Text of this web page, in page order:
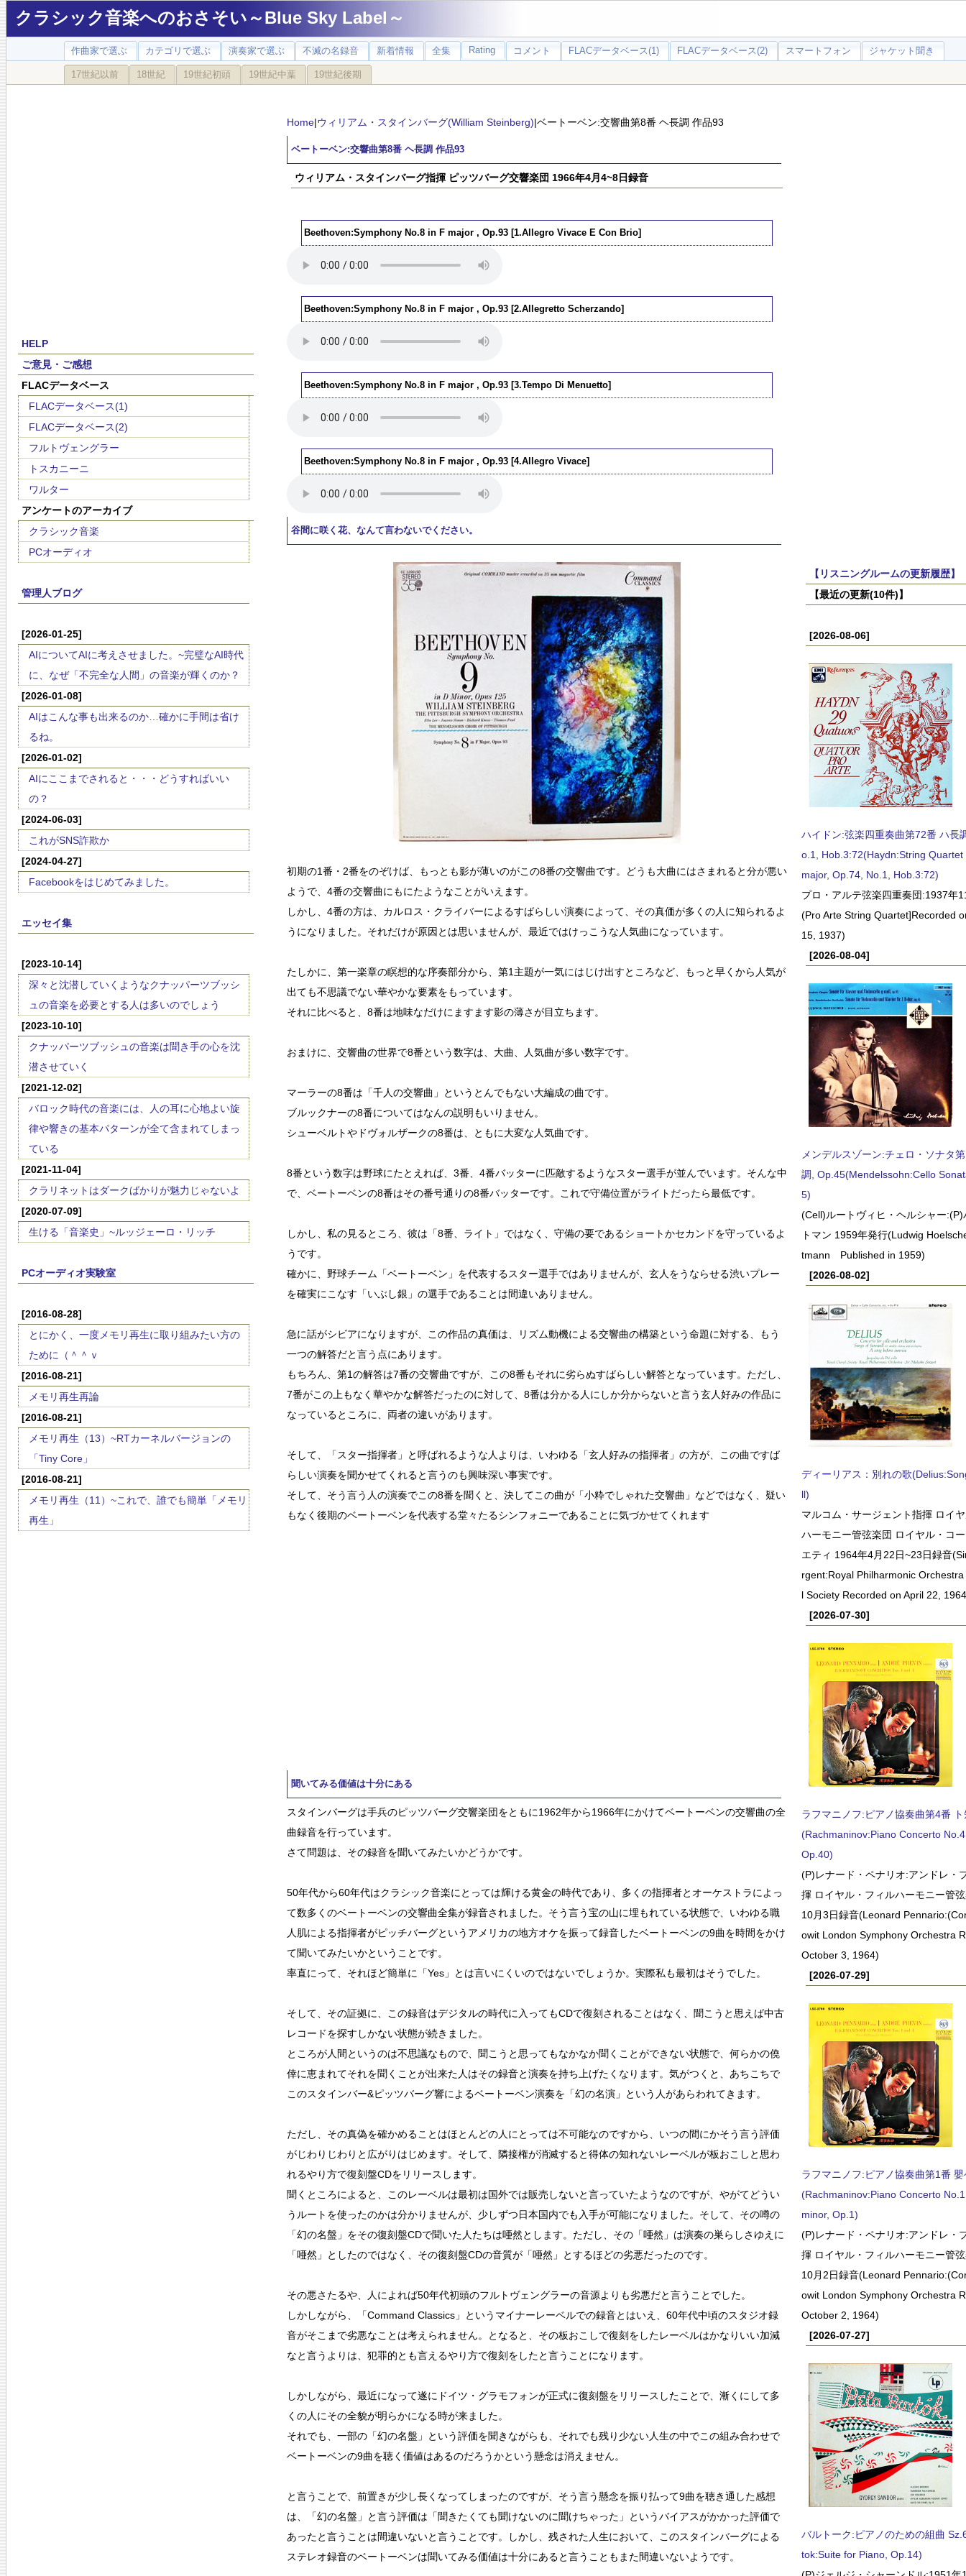
クラシック音楽へのおさそい～Blue Sky Label～
作曲家で選ぶ カテゴリで選ぶ 演奏家で選ぶ 不滅の名録音 新着情報 全集 Rating コメント FLACデータベース(1) FLACデータベース(2) スマートフォン ジャケット聞き
17世紀以前 18世紀 19世紀初頭 19世紀中葉 19世紀後期
HELP
ご意見・ご感想
FLACデータベース
FLACデータベース(1)
FLACデータベース(2)
フルトヴェングラー
トスカニーニ
ワルター
アンケートのアーカイブ
クラシック音楽
PCオーディオ
管理人ブログ
[2026-01-25]
AIについてAIに考えさせました。~完璧なAI時代
に、なぜ「不完全な人間」の音楽が輝くのか？
[2026-01-08]
AIはこんな事も出来るのか…確かに手間は省け
るね。
[2026-01-02]
AIにここまでされると・・・どうすればいい
の？
[2024-06-03]
これがSNS詐欺か
[2024-04-27]
Facebookをはじめてみました。
エッセイ集
[2023-10-14]
深々と沈潜していくようなクナッパーツブッシ
ュの音楽を必要とする人は多いのでしょう
[2023-10-10]
クナッパーツブッシュの音楽は聞き手の心を沈
潜させていく
[2021-12-02]
バロック時代の音楽には、人の耳に心地よい旋
律や響きの基本パターンが全て含まれてしまっ
ている
[2021-11-04]
クラリネットはダークばかりが魅力じゃないよ
[2020-07-09]
生ける「音楽史」~ルッジェーロ・リッチ
PCオーディオ実験室
[2016-08-28]
とにかく、一度メモリ再生に取り組みたい方の
ために（＾＾ｖ
[2016-08-21]
メモリ再生再論
[2016-08-21]
メモリ再生（13）~RTカーネルバージョンの
「Tiny Core」
[2016-08-21]
メモリ再生（11）~これで、誰でも簡単「メモリ
再生」
Home|ウィリアム・スタインバーグ(William Steinberg)|ベートーベン:交響曲第8番 ヘ長調 作品93
ベートーベン:交響曲第8番 ヘ長調 作品93
ウィリアム・スタインバーグ指揮 ピッツバーグ交響楽団 1966年4月4~8日録音
Beethoven:Symphony No.8 in F major , Op.93 [1.Allegro Vivace E Con Brio]
Beethoven:Symphony No.8 in F major , Op.93 [2.Allegretto Scherzando]
Beethoven:Symphony No.8 in F major , Op.93 [3.Tempo Di Menuetto]
Beethoven:Symphony No.8 in F major , Op.93 [4.Allegro Vivace]
谷間に咲く花、なんて言わないでください。
初期の1番・2番をのぞけば、もっとも影が薄いのがこの8番の交響曲です。どうも大曲にはさまれると分が悪い
ようで、4番の交響曲にもにたようなことがいえます。
しかし、4番の方は、カルロス・クライバーによるすばらしい演奏によって、その真価が多くの人に知られるよ
うになりました。それだけが原因とは思いませんが、最近ではけっこうな人気曲になっています。
たしかに、第一楽章の瞑想的な序奏部分から、第1主題が一気にはじけ出すところなど、もっと早くから人気が
出ても不思議でない華やかな要素をもっています。
それに比べると、8番は地味なだけにますます影の薄さが目立ちます。
おまけに、交響曲の世界で8番という数字は、大曲、人気曲が多い数字です。
マーラーの8番は「千人の交響曲」というとんでもない大編成の曲です。
ブルックナーの8番についてはなんの説明もいりません。
シューベルトやドヴォルザークの8番は、ともに大変な人気曲です。
8番という数字は野球にたとえれば、3番、4番バッターに匹敵するようなスター選手が並んでいます。そんな中
で、ベートーベンの8番はその番号通りの8番バッターです。これで守備位置がライトだったら最低です。
しかし、私の見るところ、彼は「8番、ライト」ではなく、守備の要であるショートかセカンドを守っているよ
うです。
確かに、野球チーム「ベートーベン」を代表するスター選手ではありませんが、玄人をうならせる渋いプレー
を確実にこなす「いぶし銀」の選手であることは間違いありません。
急に話がシビアになりますが、この作品の真価は、リズム動機による交響曲の構築という命題に対する、もう
一つの解答だと言う点にあります。
もちろん、第1の解答は7番の交響曲ですが、この8番もそれに劣らぬすばらしい解答となっています。ただし、
7番がこの上もなく華やかな解答だったのに対して、8番は分かる人にしか分からないと言う玄人好みの作品に
なっているところに、両者の違いがあります。
そして、「スター指揮者」と呼ばれるような人よりは、いわゆる「玄人好みの指揮者」の方が、この曲ですば
らしい演奏を聞かせてくれると言うのも興味深い事実です。
そして、そう言う人の演奏でこの8番を聞くと、決してこの曲が「小粋でしゃれた交響曲」などではなく、疑い
もなく後期のベートーベンを代表する堂々たるシンフォニーであることに気づかせてくれます
聞いてみる価値は十分にある
スタインバーグは手兵のピッツバーグ交響楽団をともに1962年から1966年にかけてベートーベンの交響曲の全
曲録音を行っています。
さて問題は、その録音を聞いてみたいかどうかです。
50年代から60年代はクラシック音楽にとっては輝ける黄金の時代であり、多くの指揮者とオーケストラによっ
て数多くのベートーベンの交響曲全集が録音されました。そう言う宝の山に埋もれている状態で、いわゆる職
人肌による指揮者がピッチバーグというアメリカの地方オケを振って録音したベートーベンの9曲を時間をかけ
て聞いてみたいかということです。
率直にって、それほど簡単に「Yes」とは言いにくいのではないでしょうか。実際私も最初はそうでした。
そして、その証拠に、この録音はデジタルの時代に入ってもCDで復刻されることはなく、聞こうと思えば中古
レコードを探すしかない状態が続きました。
ところが人間というのは不思議なもので、聞こうと思ってもなかなか聞くことができない状態で、何らかの僥
倖に恵まれてそれを聞くことが出来た人はその録音と演奏を持ち上げたくなります。気がつくと、あちこちで
このスタインバー&ピッツバーグ響によるベートーベン演奏を「幻の名演」という人があらわれてきます。
ただし、その真偽を確かめることはほとんどの人にとっては不可能なのですから、いつの間にかそう言う評価
がじわりじわりと広がりはじめます。そして、隣接権が消滅すると得体の知れないレーベルが板おこしと思わ
れるやり方で復刻盤CDをリリースします。
聞くところによると、このレーベルは最初は国外では販売しないと言っていたようなのですが、やがてどうい
うルートを使ったのかは分かりませんが、少しずつ日本国内でも入手が可能になりました。そして、その噂の
「幻の名盤」をその復刻盤CDで聞いた人たちは唖然とします。ただし、その「唖然」は演奏の巣らしさゆえに
「唖然」としたのではなく、その復刻盤CDの音質が「唖然」とするほどの劣悪だったのです。
その悪さたるや、人によれば50年代初頭のフルトヴェングラーの音源よりも劣悪だと言うことでした。
しかしながら、「Command Classics」というマイナーレーベルでの録音とはいえ、60年代中頃のスタジオ録
音がそこまで劣悪なことは考えられません。となると、その板おこしで復刻をしたレーベルはかなりいい加減
なと言うよりは、犯罪的とも言えるやり方で復刻をしたと言うことになります。
しかしながら、最近になって遂にドイツ・グラモフォンが正式に復刻盤をリリースしたことで、漸くにして多
くの人にその全貌が明らかになる時が来ました。
それでも、一部の「幻の名盤」という評価を聞きながらも、それでも残り少ない人生の中でこの組み合わせで
ベートーベンの9曲を聴く価値はあるのだろうかという懸念は消えません。
と言うことで、前置きが少し長くなってしまったのですが、そう言う懸念を振り払って9曲を聴き通した感想
は、「幻の名盤」と言う評価は「聞きたくても聞けないのに聞けちゃった」というバイアスがかかった評価で
あったと言うことは間違いないと言うことです。しかし、残された人生において、このスタインバーグによる
ステレオ録音のベートーベンは聞いてみる価値は十分にあると言うこともまた間違いないようです。
【リスニングルームの更新履歴】
【最近の更新(10件)】
[2026-08-06]
ハイドン:弦楽四重奏曲第72番 ハ長
o.1, Hob.3:72(Haydn:String Quartet
major, Op.74, No.1, Hob.3:72)
プロ・アルテ弦楽四重奏団:1937年
(Pro Arte String Quartet]Recorded
15, 1937)
[2026-08-04]
メンデルスゾーン:チェロ・ソナタ
調, Op.45(Mendelssohn:Cello
5)
(Cell)ルートヴィヒ・ヘルシャー
トマン 1959年発行(Ludwig
tmann Published in 1959)
[2026-08-02]
ディーリアス：別れの歌
ll)
マルコム・サージェント指揮 ロイ
ハーモニー管弦楽団 ロイヤル・コ
エティ 1964年4月22日~23日録音
rgent:Royal Philharmonic
l Society Recorded on April 22,
[2026-07-30]
ラフマニノフ:ピアノ協奏曲第4番
(Rachmaninov:Piano Concerto
Op.40)
(P)レナード・ペナリオ:アンドレ・
揮 ロイヤル・フィルハーモニー管
10月3日録音(Leonard
owit London Symphony Orchestra
October 3, 1964)
[2026-07-29]
ラフマニノフ:ピアノ協奏曲第1番
(Rachmaninov:Piano Concerto
minor, Op.1)
(P)レナード・ペナリオ:アンドレ・
揮 ロイヤル・フィルハーモニー管
10月2日録音(Leonard
owit London Symphony Orchestra
October 2, 1964)
[2026-07-27]
バルトーク:ピアノのための組曲
tok:Suite for Piano, Op.14)